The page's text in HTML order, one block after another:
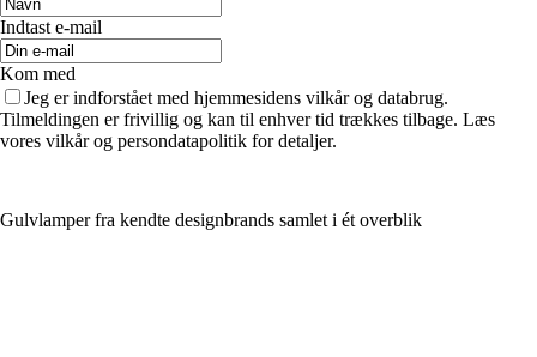
Indtast e-mail
Kom med
Jeg er indforstået med hjemmesidens vilkår og databrug.
Tilmeldingen er frivillig og kan til enhver tid trækkes tilbage. Læs
vores vilkår og persondatapolitik for detaljer.
Gulvlamper fra kendte designbrands samlet i ét overblik